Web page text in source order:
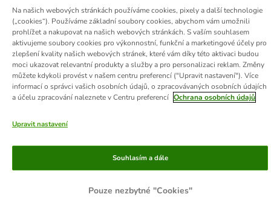
Na našich webových stránkách používáme cookies, pixely a další technologie
(„cookies“). Používáme základní soubory cookies, abychom vám umožnili
prohlížet a nakupovat na našich webových stránkách. S vaším souhlasem
aktivujeme soubory cookies pro výkonnostní, funkční a marketingové účely pro
zlepšení kvality našich webových stránek, které vám díky této aktivaci budou
moci ukazovat relevantní produkty a služby a pro personalizaci reklam. Změny
můžete kdykoli provést v našem centru preferencí ("Upravit nastavení"). Více
informací o správci vašich osobních údajů, o zpracovávaných osobních údajích
a účelu zpracování naleznete v Centru preferencí Ochrana osobních údajů
Upravit nastavení
Pouze nezbytné "Cookies"
Souhlasím a dále